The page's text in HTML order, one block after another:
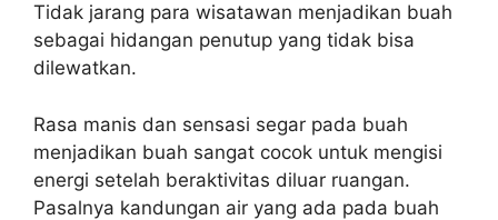
Tidak jarang para wisatawan menjadikan buah
sebagai hidangan penutup yang tidak bisa
dilewatkan.
Rasa manis dan sensasi segar pada buah
menjadikan buah sangat cocok untuk mengisi
energi setelah beraktivitas diluar ruangan.
Pasalnya kandungan air yang ada pada buah